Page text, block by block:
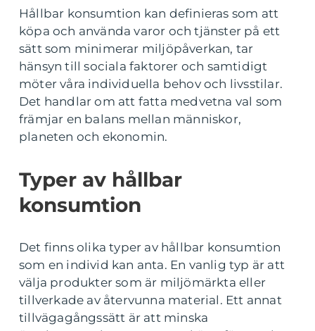
Hållbar konsumtion kan definieras som att
köpa och använda varor och tjänster på ett
sätt som minimerar miljöpåverkan, tar
hänsyn till sociala faktorer och samtidigt
möter våra individuella behov och livsstilar.
Det handlar om att fatta medvetna val som
främjar en balans mellan människor,
planeten och ekonomin.
Typer av hållbar
konsumtion
Det finns olika typer av hållbar konsumtion
som en individ kan anta. En vanlig typ är att
välja produkter som är miljömärkta eller
tillverkade av återvunna material. Ett annat
tillvägagångssätt är att minska